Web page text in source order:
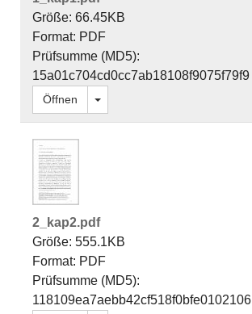
Größe: 66.45KB
Format: PDF
Prüfsumme (MD5):
15a01c704cd0cc7ab18108f9075f79f9
Öffnen Dropdown öffnen
2_kap2.pdf
Größe: 555.1KB
Format: PDF
Prüfsumme (MD5):
118109ea7aebb42cf518f0bfe0102106